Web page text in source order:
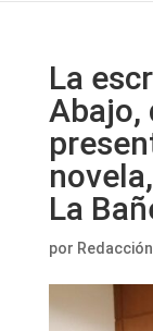
La
Abajo,
La
por Redacción